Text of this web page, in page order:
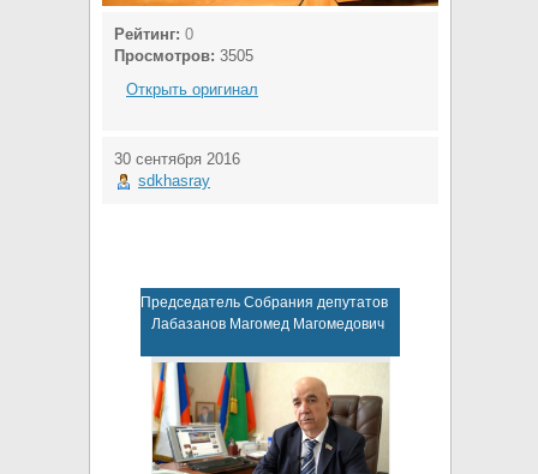
Рейтинг: 0
Просмотров: 3505
Открыть оригинал
30 сентября 2016
sdkhasray
Председатель Собрания депутатов
Лабазанов Магомед Магомедович